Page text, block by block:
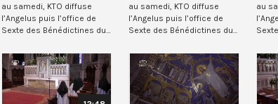
au samedi, KTO diffuse
l’Angelus puis l’office de
Sexte des Bénédictines du
au samedi, KTO diffuse
l’Angelus puis l’office de
Sexte des Bénédictines du
au